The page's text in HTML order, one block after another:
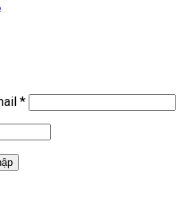
*Bắt
buộc